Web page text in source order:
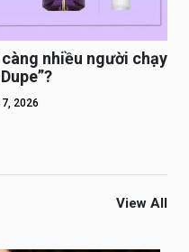
nhiều người chạy
2026
View All